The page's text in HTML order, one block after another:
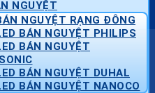
NGUYỆT
NGUYỆT RẠNG ĐÔNG
BÁN NGUYỆT PHILIPS
BÁN NGUYỆT
BÁN NGUYỆT DUHAL
BÁN NGUYỆT NANOCO